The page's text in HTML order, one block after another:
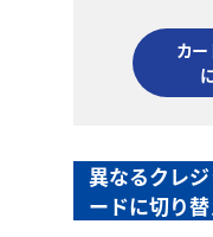
カ
異なるクレ
ードに切り替